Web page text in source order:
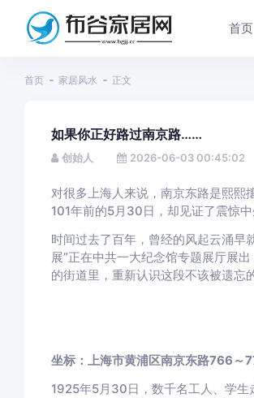
首页
首页 家居风水 正文
如果你正好路过南京路……
创始人 2026-06-03 00:45:02
对很多上海人来说，南京东路是熙熙
101年前的5月30日，却见证了震惊中
时间过去了百年，曾经的风起云涌早
展”正在中共一大纪念馆专题展厅展
的街道里，重新认识这段不该被遗忘
坐标：上海市黄浦区南京东路766～
1925年5月30日，数千名工人、学生